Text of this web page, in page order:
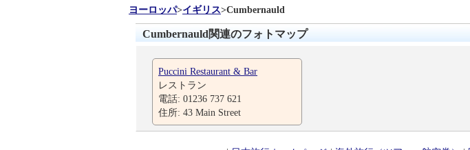
ヨーロッパ>イギリス>Cumbernauld
Cumbernauld関連のフォトマップ
Puccini Restaurant & Bar
レストラン
電話: 01236 737 621
住所: 43 Main Street